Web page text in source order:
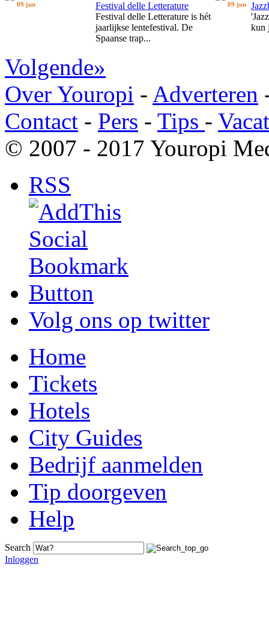
09 jun
Festival delle Letterature
Festival delle Letterature is hét
jaarlijkse lentefestival. De
Spaanse trap...
09 jun
kun
Volgende»
Over Youropi - Adverteren
Contact - Pers - Tips -
© 2007 - 2017 Youropi
RSS
Volg ons op twitter
Home
Tickets
Hotels
City Guides
Bedrijf aanmelden
Tip doorgeven
Help
Search
Inloggen